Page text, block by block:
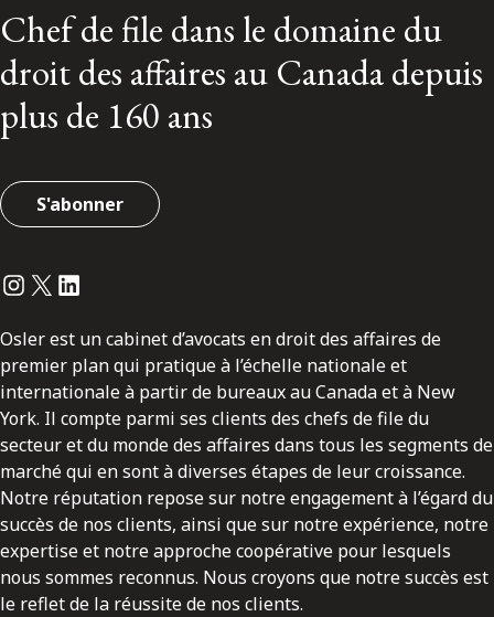
Chef de file dans le domaine du
droit des affaires au Canada depuis
plus de 160 ans
S'abonner
Instagram
Twitter
LinkedIn
Osler est un cabinet d’avocats en droit des affaires de
premier plan qui pratique à l’échelle nationale et
internationale à partir de bureaux au Canada et à New
York. Il compte parmi ses clients des chefs de file du
secteur et du monde des affaires dans tous les segments de
marché qui en sont à diverses étapes de leur croissance.
Notre réputation repose sur notre engagement à l’égard du
succès de nos clients, ainsi que sur notre expérience, notre
expertise et notre approche coopérative pour lesquels
nous sommes reconnus. Nous croyons que notre succès est
le reflet de la réussite de nos clients.